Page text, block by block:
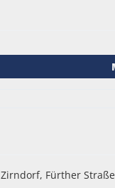
Zirndorf, Fürther